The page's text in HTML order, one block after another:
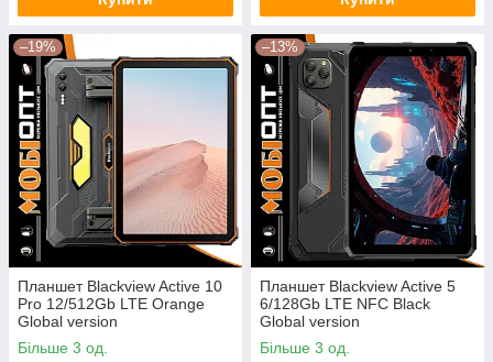
–19%
Планшет Blackview Active 10
Pro 12/512Gb LTE Orange
Global version
Більше 3 од.
–13%
Планшет Blackview Active 5
6/128Gb LTE NFC Black
Global version
Більше 3 од.